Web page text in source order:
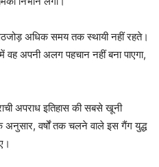
अधिक समय तक स्थायी नहीं रहते।
अपनी अलग पहचान नहीं बना पाएगा,
अपराध इतिहास की सबसे खूनी
अनुसार, वर्षों तक चलने वाले इस गैंग युद्ध